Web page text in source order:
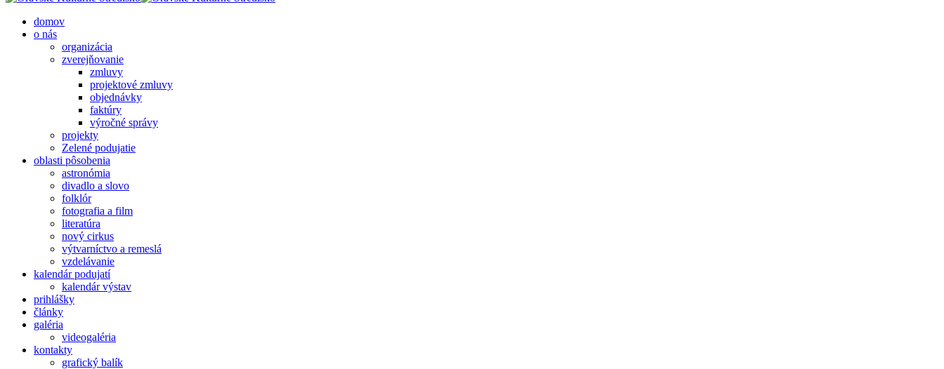
domov
o nás
organizácia
zverejňovanie
zmluvy
projektové zmluvy
objednávky
faktúry
výročné správy
projekty
Zelené podujatie
oblasti pôsobenia
astronómia
divadlo a slovo
folklór
fotografia a film
literatúra
nový cirkus
výtvarníctvo a remeslá
vzdelávanie
kalendár podujatí
kalendár výstav
prihlášky
články
galéria
videogaléria
kontakty
grafický balík